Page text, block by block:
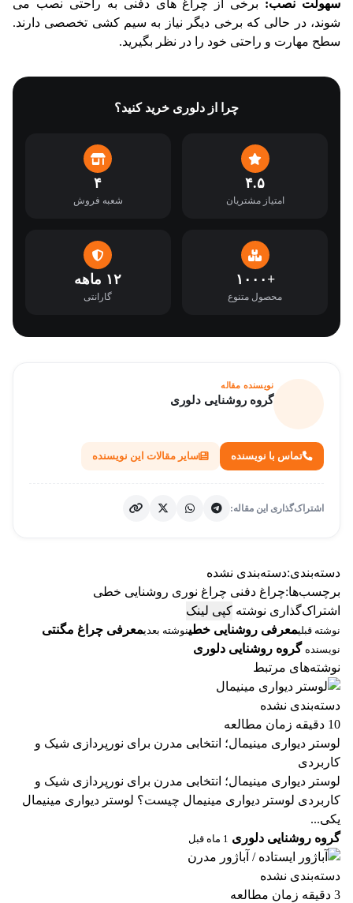
سهولت نصب: برخی از چراغ های دفنی به راحتی نصب می
شوند، در حالی که برخی دیگر نیاز به سیم کشی تخصصی دارند.
سطح مهارت و راحتی خود را در نظر بگیرید.
چرا از دلوری خرید کنید؟
۴.۵
امتیاز مشتریان
۴
شعبه فروش
+۱۰۰۰
محصول متنوع
۱۲ ماهه
گارانتی
نویسنده مقاله
گروه روشنایی دلوری
تماس با نویسنده سایر مقالات این نویسنده
اشتراک‌گذاری این مقاله:
دسته‌بندی:دسته‌بندی نشده
برچسب‌ها:چراغ دفنی چراغ نوری روشنایی خطی
اشتراک‌گذاری نوشته کپی لینک
نوشته قبلیمعرفی روشنایی خطینوشته بعدیمعرفی چراغ مگنتی
نویسنده گروه روشنایی دلوری
نوشته‌های مرتبط
دسته‌بندی نشده
10 دقیقه زمان مطالعه
لوستر دیواری مینیمال؛ انتخابی مدرن برای نورپردازی شیک و
کاربردی
لوستر دیواری مینیمال؛ انتخابی مدرن برای نورپردازی شیک و
کاربردی لوستر دیواری مینیمال چیست؟ لوستر دیواری مینیمال
یکی...
گروه روشنایی دلوری 1 ماه قبل
دسته‌بندی نشده
3 دقیقه زمان مطالعه